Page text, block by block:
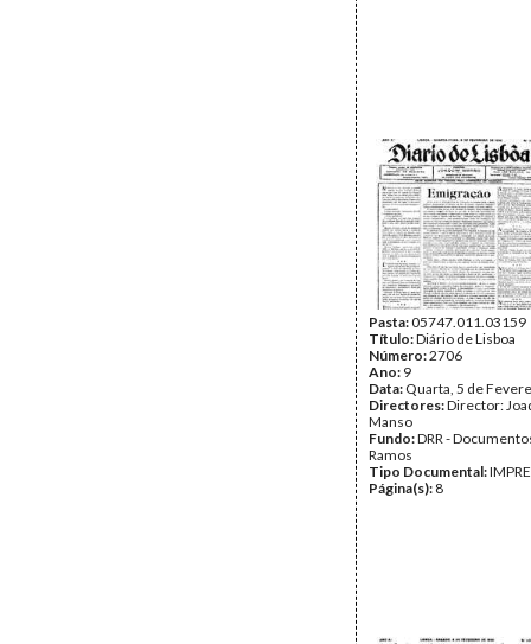
Pasta:05747.011.03159
Título:Diário de Lisboa
Número:2706
Ano: 9
Data: Quarta, 5 de
Directores:Director:
Manso
Fundo:DRR -
Ramos
Tipo Documental:
Página(s): 8